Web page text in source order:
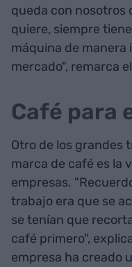
queda con nosotros
quiere, siempre
máquina de manera
mercado", remarca
Café para
Otro de los grandes
marca de café es la
empresas.
trabajo era que se
se tenían que
café primero",
empresa ha creado